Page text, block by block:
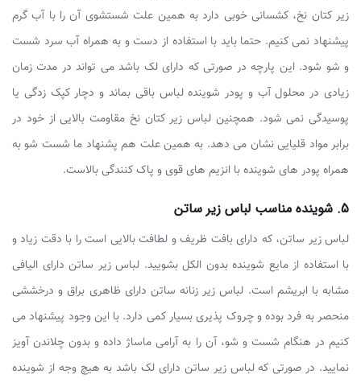
زیر کتان نخ، کشسانی خوبی دارد به همین علت شستشوی آن را با آب گرم
پیشنهاد نمی کنیم. حتما باید با استفاده از دست و به همراه آب سرد شست
و شو شود. این پارچه در صورتی که دارای لک باشد می تواند در مدت زمان
زیادی در محلول آب و پودر شوینده لباس باقی بماند و دچار کپک زدگی یا
پوسیدگی نمی شود. همچنین لباس زیر کتان نخ مقاومت بالایی از خود در
برابر مواد قلیایی نشان می دهد. به همین علت هم پشنهاد ما شست شو به
همراه پودر های شوینده با انزیم های قوی و پاک کنندگی بالاست.
5. شوینده مناسب لباس زیر ساتن
لباس زیر ساتن، که دارای بافت ظریف و لطافت بالایی است را با دقت زیاد و
با استفاده از مایع شوینده بدون الکل بشویید. لباس زیر ساتن دارای الیافی
مشابه با ابریشم است. لباس زیر زنانه ساتن دارای ظاهری براق و درخششی
منحصر به فرد بوده و چروک پذیری بسیار کمی دارد. با این وجود پیشنهاد می
کنیم در هنگام شست و شو، آن را به آرامی ماساژ داده و بدون چلاندن آویز
نمایید. در صورتی که لباس زیر ساتن دارای لک باشد به هیچ وجه از شوینده